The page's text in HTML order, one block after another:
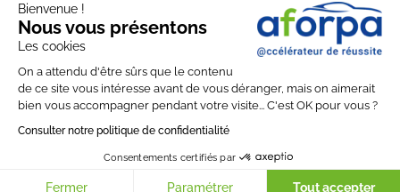
Bienvenue !
Nous vous présentons
Les cookies
On a attendu d'être sûrs que le contenu
de ce site vous intéresse avant de vous déranger, mais on aimerait
bien vous accompagner pendant votre visite... C'est OK pour vous ?
Consulter notre politique de confidentialité
Consentements certifiés par
Fermer Paramétrer Tout accepter
Partagez AFORPA sur les réseaux sociaux :
© Copyright AFORPA 2026 - Tous droits réservés
Mentions légales
Politique de confidentialité